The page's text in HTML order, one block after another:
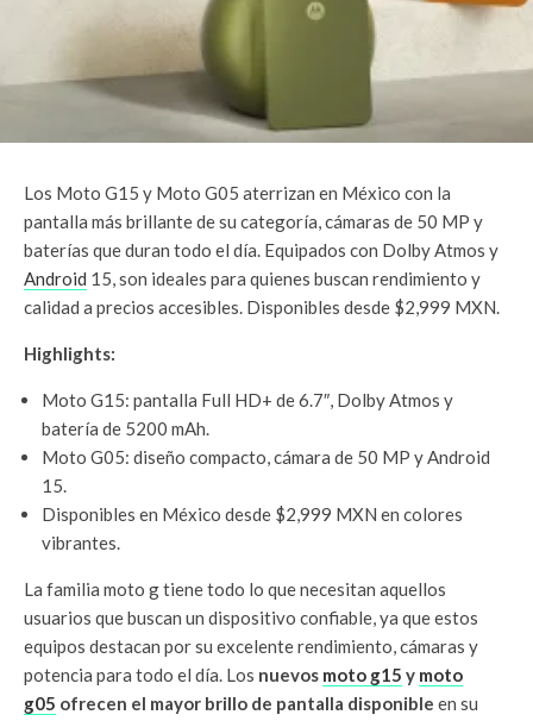
Los Moto G15 y Moto G05 aterrizan en México con la
pantalla más brillante de su categoría, cámaras de 50 MP y
baterías que duran todo el día. Equipados con Dolby Atmos y
Android 15, son ideales para quienes buscan rendimiento y
calidad a precios accesibles. Disponibles desde $2,999 MXN.
Highlights:
Moto G15: pantalla Full HD+ de 6.7″, Dolby Atmos y
batería de 5200 mAh.
Moto G05: diseño compacto, cámara de 50 MP y Android
15.
Disponibles en México desde $2,999 MXN en colores
vibrantes.
La familia moto g tiene todo lo que necesitan aquellos
usuarios que buscan un dispositivo confiable, ya que estos
equipos destacan por su excelente rendimiento, cámaras y
potencia para todo el día. Los nuevos moto g15 y moto
g05 ofrecen el mayor brillo de pantalla disponible en su